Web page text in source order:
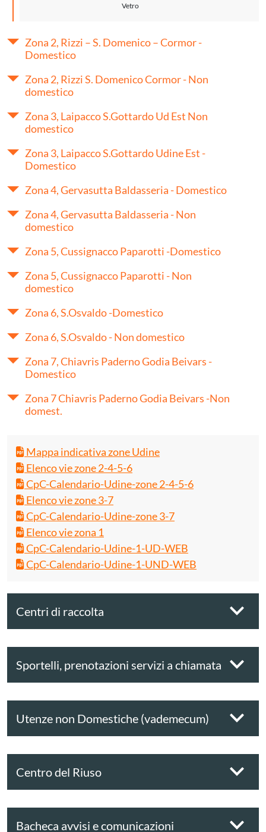
Vetro
Zona 2, Rizzi – S. Domenico – Cormor -
Domestico
Zona 2, Rizzi S. Domenico Cormor - Non
domestico
Zona 3, Laipacco S.Gottardo Ud Est Non
domestico
Zona 3, Laipacco S.Gottardo Udine Est -
Domestico
Zona 4, Gervasutta Baldasseria - Domestico
Zona 4, Gervasutta Baldasseria - Non
domestico
Zona 5, Cussignacco Paparotti -Domestico
Zona 5, Cussignacco Paparotti - Non
domestico
Zona 6, S.Osvaldo -Domestico
Zona 6, S.Osvaldo - Non domestico
Zona 7, Chiavris Paderno Godia Beivars -
Domestico
Zona 7 Chiavris Paderno Godia Beivars -Non
domest.
Mappa indicativa zone Udine
Elenco vie zone 2-4-5-6
CpC-Calendario-Udine-zone 2-4-5-6
Elenco vie zone 3-7
CpC-Calendario-Udine-zone 3-7
Elenco vie zona 1
CpC-Calendario-Udine-1-UD-WEB
CpC-Calendario-Udine-1-UND-WEB
Centri di raccolta
Sportelli, prenotazioni servizi a chiamata
Utenze non Domestiche (vademecum)
Centro del Riuso
Bacheca avvisi e comunicazioni